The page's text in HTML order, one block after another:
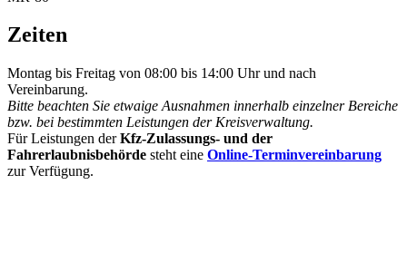
Zeiten
Montag bis Freitag von 08:00 bis 14:00 Uhr und nach
Vereinbarung.
Bitte beachten Sie etwaige Ausnahmen innerhalb einzelner Bereiche
bzw. bei bestimmten Leistungen der Kreisverwaltung.
Für Leistungen derKfz-Zulassungs- und der
Fahrerlaubnisbehörde steht eine Online-Terminvereinbarung
zur Verfügung.